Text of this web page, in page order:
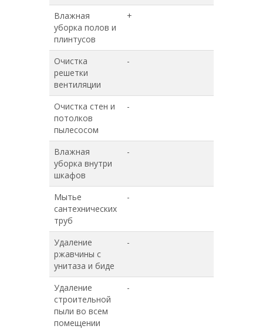
Влажная
уборка полов и
плинтусов
+
Очистка
решетки
вентиляции
-
Очистка стен и
потолков
пылесосом
-
Влажная
уборка внутри
шкафов
-
Мытье
сантехнических
труб
-
Удаление
ржавчины с
унитаза и биде
-
Удаление
строительной
пыли во всем
помещении
-